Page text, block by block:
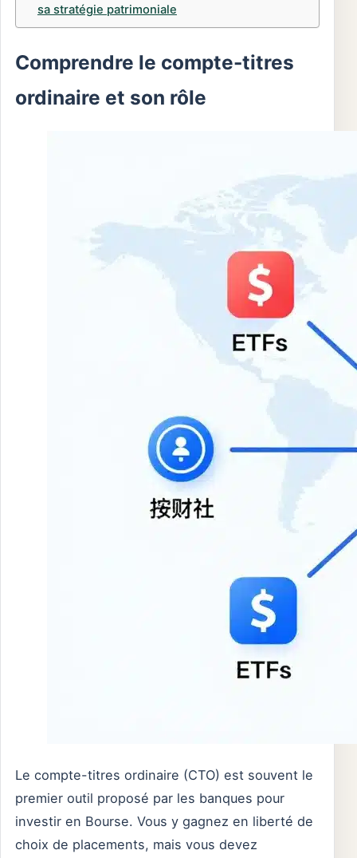
sa stratégie patrimoniale
Comprendre le compte-titres
ordinaire et son rôle
Le compte-titres ordinaire (CTO) est souvent le
premier outil proposé par les banques pour
investir en Bourse. Vous y gagnez en liberté de
choix de placements, mais vous devez